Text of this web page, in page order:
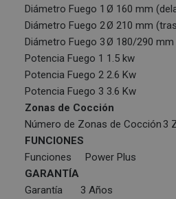
Diámetro Fuego 1 Ø 160 mm
Diámetro Fuego 2Ø 210 mm
Diámetro Fuego 3Ø 180/290 mm
Potencia Fuego 1 1.5 kw
Potencia Fuego 2 2.6 Kw
Potencia Fuego 3 3.6 Kw
Zonas de Cocción
Número de Zonas de Cocción 3
FUNCIONES
Funciones
Power Plus
GARANTÍA
Garantía
3 Años